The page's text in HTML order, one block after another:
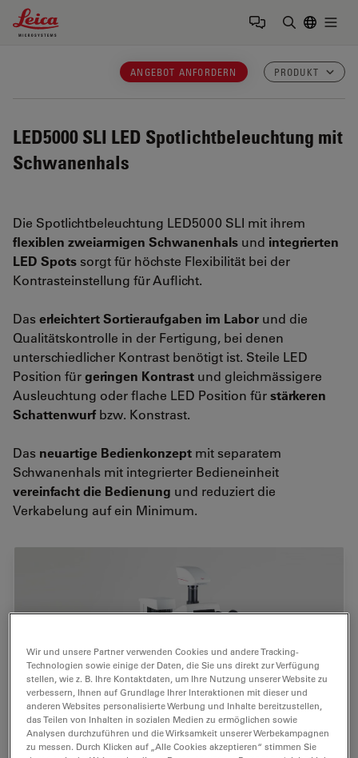
Leica Microsystems Logo
ANGEBOT ANFORDERN PRODUKT
LED5000 SLI LED Spotlichtbeleuchtung mit
Schwanenhals
Die Spotlichtbeleuchtung LED5000 SLI mit ihrem
flexiblen zweiarmigen Schwanenhals und integrierten
LED Spots sorgt für höchste Flexibilität bei der
Kontrasteinstellung für Auflicht.
Daserleichtert Sortieraufgaben im Labor und die
Qualitätskontrolle in der Fertigung, bei denen
unterschiedlicher Kontrast benötigt ist. Steile LED
Position fürgeringen Kontrast und gleichmässigere
Ausleuchtung oder flache LED Position fürstärkeren
Schattenwurfbzw. Konstrast.
Das neuartige Bedienkonzept mit separatem
Schwanenhals mit integrierter Bedieneinheit
vereinfacht die Bedienung und reduziert die
Verkabelung auf ein Minimum.
Wir und unsere Partner verwenden Cookies und andere Tracking-
Technologien sowie einige der Daten, die Sie uns direkt zur Verfügung
stellen, wie z. B. Ihre Kontaktdaten, um Ihre Nutzung unserer Website zu
verbessern, Ihnen auf Grundlage Ihrer Interaktionen mit dieser und
anderen Websites personalisierte Werbung und Inhalte bereitzustellen,
das Teilen von Inhalten in sozialen Medien zu ermöglichen sowie
Analysen durchzuführen und die Wirksamkeit unserer Werbekampagnen
zu messen. Durch Klicken auf „Alle Cookies akzeptieren“ stimmen Sie